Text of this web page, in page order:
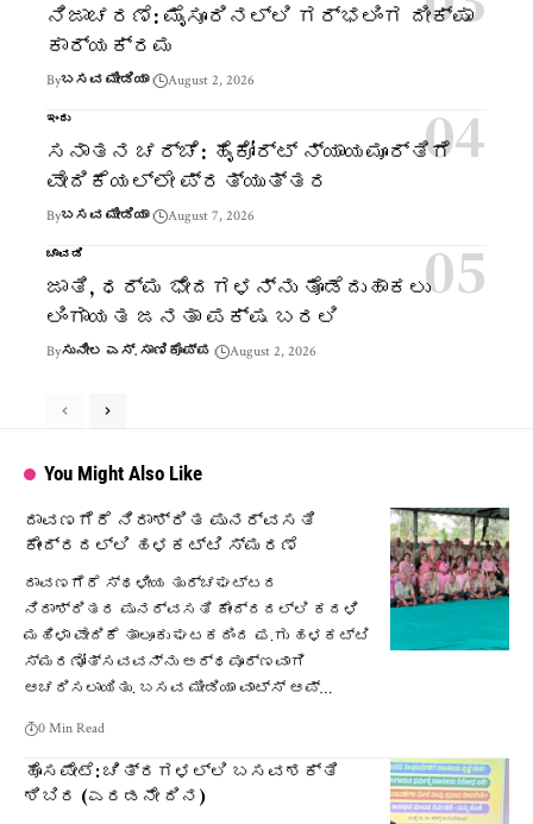
ನಿಜಾಚರಣೆ: ಮೈಸೂರಿನಲ್ಲಿ ಗರ್ಭಲಿಂಗ ದೀಕ್ಷಾ
ಕಾರ್ಯಕ್ರಮ
Byಬಸವ ಮೀಡಿಯಾ August 2, 2026
ಇಂದು
ಸನಾತನ ಚರ್ಚೆ: ಹೈಕೋರ್ಟ್ ನ್ಯಾಯಮೂರ್ತಿಗೆ
ವೇದಿಕೆಯಲ್ಲೇ ಪ್ರತ್ಯುತ್ತರ
Byಬಸವ ಮೀಡಿಯಾ August 7, 2026
ಚಾವಡಿ
ಜಾತಿ, ಧರ್ಮ ಭೇದಗಳನ್ನು ತೊಡೆದುಹಾಕಲು
ಲಿಂಗಾಯತ ಜನತಾ ಪಕ್ಷ ಬರಲಿ
Byಸುನೀಲ ಎಸ್. ಸಾಣಿಕೊಪ್ಪ August 2, 2026
You Might Also Like
ದಾವಣಗೆರೆ ನಿರಾಶ್ರಿತ ಪುನರ್ವಸತಿ
ಕೇಂದ್ರದಲ್ಲಿ ಹಳಕಟ್ಟಿ ಸ್ಮರಣೆ
ದಾವಣಗೆರೆ ಸ್ಥಳೀಯ ತುರ್ಚಘಟ್ಟದ
ನಿರಾಶ್ರಿತರ ಪುನರ್ವಸತಿ ಕೇಂದ್ರದಲ್ಲಿ ಕದಳಿ
ಮಹಿಳಾ ವೇದಿಕೆ ತಾಲೂಕು ಘಟಕದಿಂದ ಫ.ಗು ಹಳಕಟ್ಟಿ
ಸ್ಮರಣೋತ್ಸವವನ್ನು ಅರ್ಥಪೂರ್ಣವಾಗಿ
ಆಚರಿಸಲಾಯಿತು. ಬಸವ ಮೀಡಿಯಾ ವಾಟ್ಸ್ ಆಪ್…
0 Min Read
ಹೊಸಪೇಟೆ: ಚಿತ್ರಗಳಲ್ಲಿ ಬಸವಶಕ್ತಿ
ಶಿಬಿರ (ಎರಡನೇ ದಿನ)